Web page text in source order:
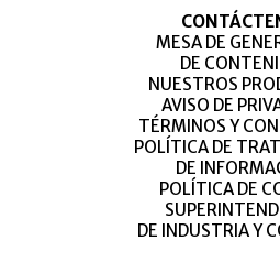
MESA DE
DE
NUESTROS
AVISO DE
TÉRMINOS Y
POLÍTICA DE
DE
POLÍTICA DE
DE INDUSTRIA Y